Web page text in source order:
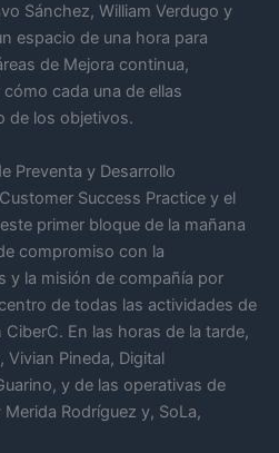
Sánchez, William Verdugo y
espacio de una hora para
de Mejora continua,
cada una de ellas
de los objetivos.
Preventa y Desarrollo
Success Practice y el
primer bloque de la mañana
compromiso con la
y la misión de compañía por
de todas las actividades de
En las horas de la tarde,
Pineda, Digital
y de las operativas de
Rodríguez y, SoLa,